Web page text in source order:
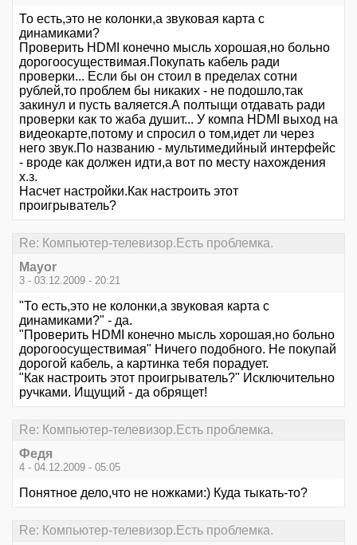
То есть,это не колонки,а звуковая карта с
динамиками?
Проверить НDМI конечно мысль хорошая,но больно
дорогоосуществимая.Покупать кабель ради
проверки... Если бы он стоил в пределах сотни
рублей,то проблем бы никаких - не подошло,так
закинул и пусть валяется.А полтыщи отдавать ради
проверки как то жаба душит... У компа НDМI выход на
видеокарте,потому и спросил о том,идет ли через
него звук.По названию - мультимедийный интерфейс
- вроде как должен идти,а вот по месту нахождения
х.з.
Насчет настройки.Как настроить этот
проигрыватель?
Re: Компьютер-телевизор.Есть проблемка.
Mayor
3 - 03.12.2009 - 20:21
"То есть,это не колонки,а звуковая карта с
динамиками?" - да.
"Проверить НDМI конечно мысль хорошая,но больно
дорогоосуществимая" Ничего подобного. Не покупай
дорогой кабель, а картинка тебя порадует.
"Как настроить этот проигрыватель?" Исключительно
ручками. Ищущий - да обрящет!
Re: Компьютер-телевизор.Есть проблемка.
Федя
4 - 04.12.2009 - 05:05
Понятное дело,что не ножками:) Куда тыкать-то?
Re: Компьютер-телевизор.Есть проблемка.